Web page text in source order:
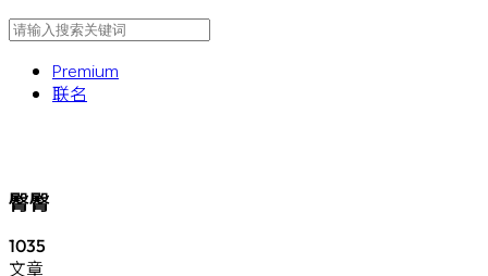
Premium
联名
臀臀
1035
文章